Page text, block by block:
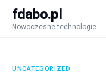
fdabo.pl
Nowoczesne technologie
fdabo.pl
UNCATEGORIZED